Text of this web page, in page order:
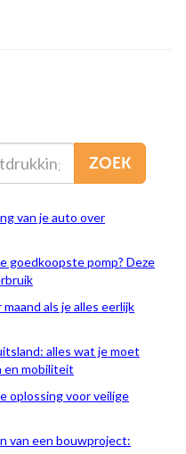
ZOEK
van je auto over
goedkoopste pomp? Deze
als je alles eerlijk
alles wat je moet
en mobiliteit
oplossing voor veilige
van een bouwproject: